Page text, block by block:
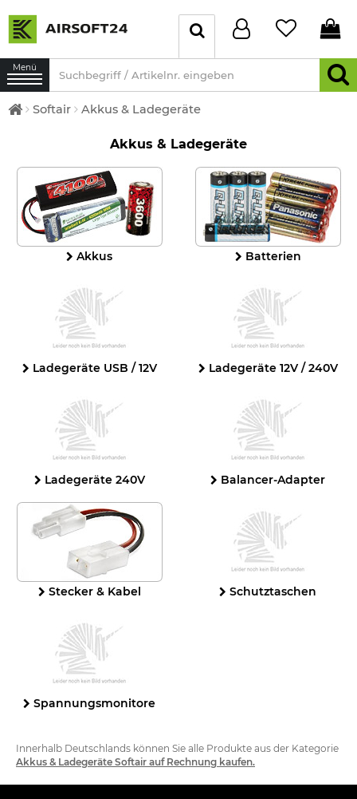
Menü
Softair Akkus & Ladegeräte
Akkus & Ladegeräte
Akkus Batterien
Ladegeräte USB / 12V Ladegeräte 12V / 240V
Ladegeräte 240V Balancer-Adapter
Stecker & Kabel Schutztaschen
Spannungsmonitore
Innerhalb Deutschlands können Sie alle Produkte aus der Kategorie
Akkus & Ladegeräte Softair auf Rechnung kaufen.